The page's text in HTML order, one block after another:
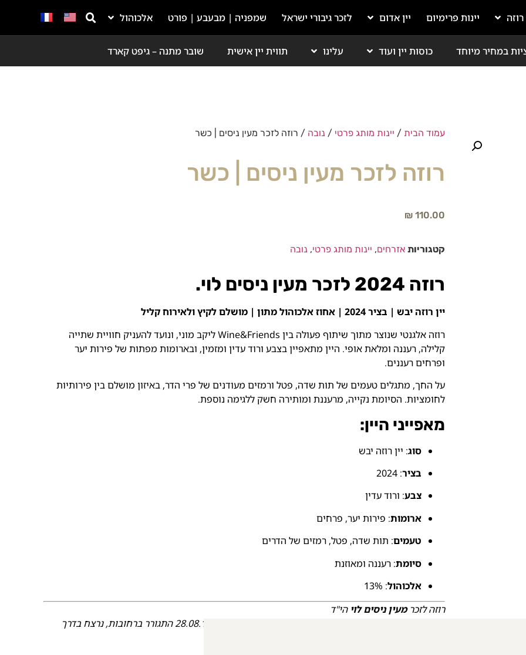
רוזה יינות פרימיום יין אדום לזכר גיבורי ישראל שמפניה | מבעבע | פורט אלכוהול
במחיר מיוחד כוסות יין ועוד עלינו תווית יין אישית שובר מתנה – גיפט קארד
עמוד הבית / יינות מותג פרטי / נובה / רוזה לזכר מעין ניסים | כשר
רוזה לזכר מעין ניסים | כשר
₪ 110.00
קטגוריות אזרחים, יינות מותג פרטי, נובה
רוזה 2024 לזכר מעין ניסים לוי.
יין רוזה יבש | בציר 2024 | אחוז אלכוהול מתון | מושלם לקיץ ולאירוח קליל
רוזה אלגנטי שנוצר מתוך שיתוף פעולה בין Wine&Friends ליקב מוני, ונועד להעניק חוויית שתייה
קלילה, רעננה ומלאת אופי. היין מתאפיין בצבע ורוד עדין ומזמין, ובארומות מפתות של פירות יער
ופרחים רעננים.
על החך, מתגלים טעמים של תות שדה, פטל ורמזים מעודנים של פרי הדר, באיזון מושלם בין פירותיות
לחומציות. הסיומת נקייה, מרעננת ומותירה חשק ללגימה נוספת.
מאפייני היין:
סוג: יין רוזה יבש
בציר: 2024
צבע: ורוד עדין
ארומות: פירות יער, פרחים
טעמים: תות שדה, פטל, רמזים של הדרים
סיומת: רעננה ומאוזנת
אלכוהול: 13%
רוזה לזכרמעין ניסים לוי הי"ד
מעין ניסים ז”ל בן מרים ויעקב, נולד ב – י"א באלול תשנ"ג , 28.08.1993 התגורר ברחובות, נרצח בדרך